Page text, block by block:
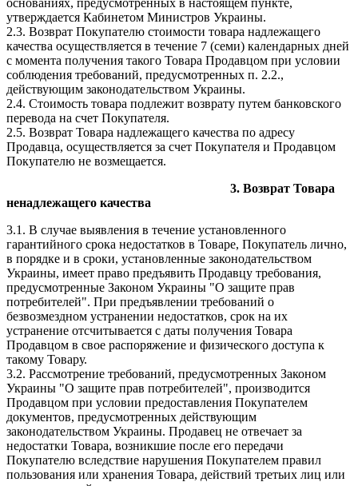
утверждается Кабинетом Министров Украины.
2.3. Возврат Покупателю стоимости товара надлежащего
качества осуществляется в течение 7 (семи) календарных дней
с момента получения такого Товара Продавцом при условии
соблюдения требований, предусмотренных п. 2.2.,
действующим законодательством Украины.
2.4. Стоимость товара подлежит возврату путем банковского
перевода на счет Покупателя.
2.5. Возврат Товара надлежащего качества по адресу
Продавца, осуществляется за счет Покупателя и Продавцом
Покупателю не возмещается.
3. Возврат Товара
ненадлежащего качества
3.1. В случае выявления в течение установленного
гарантийного срока недостатков в Товаре, Покупатель лично,
в порядке и в сроки, установленные законодательством
Украины, имеет право предъявить Продавцу требования,
предусмотренные Законом Украины "О защите прав
потребителей". При предъявлении требований о
безвозмездном устранении недостатков, срок на их
устранение отсчитывается с даты получения Товара
Продавцом в свое распоряжение и физического доступа к
такому Товару.
3.2. Рассмотрение требований, предусмотренных Законом
Украины "О защите прав потребителей", производится
Продавцом при условии предоставления Покупателем
документов, предусмотренных действующим
законодательством Украины. Продавец не отвечает за
недостатки Товара, возникшие после его передачи
Покупателю вследствие нарушения Покупателем правил
пользования или хранения Товара, действий третьих лиц или